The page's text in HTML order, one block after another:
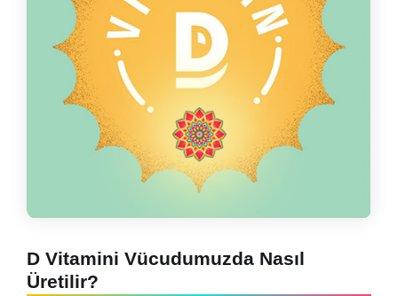
D Vitamini Vücudumuzda Nasıl
Üretilir?